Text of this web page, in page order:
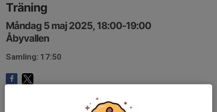
Träning
Måndag 5 maj 2025, 18:00-19:00
Åbyvallen
Samling: 17:50